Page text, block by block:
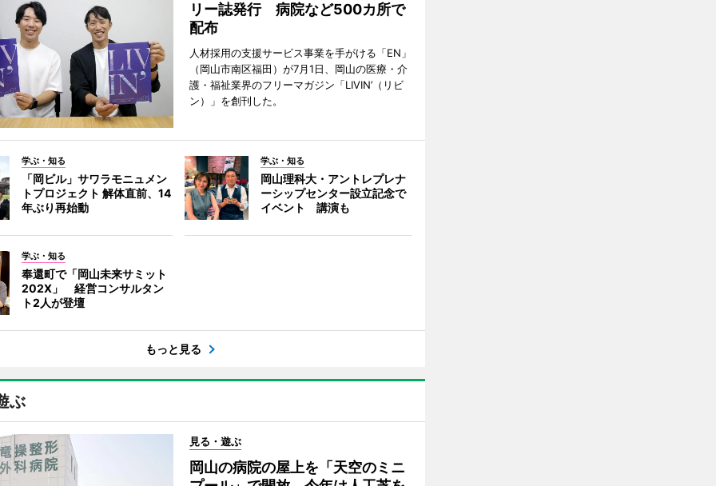
リー誌発行 病院など500カ所で
配布
人材採用の支援サービス事業を手がける「EN」
（岡山市南区福田）が7月1日、岡山の医療・介
護・福祉業界のフリーマガジン「LIVIN’（リビ
ン）」を創刊した。
学ぶ・知る
「岡ビル」サワラモニュメン
トプロジェクト 解体直前、14
年ぶり再始動
学ぶ・知る
岡山理科大・アントレプレナ
ーシップセンター設立記念で
イベント 講演も
学ぶ・知る
奉還町で「岡山未来サミット
202X」 経営コンサルタン
ト2人が登壇
もっと見る
ぶ
見る・遊ぶ
岡山の病院の屋上を「天空のミニ